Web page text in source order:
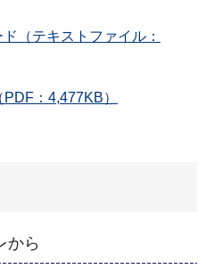
（テキストファイル：
：4,477KB）
から